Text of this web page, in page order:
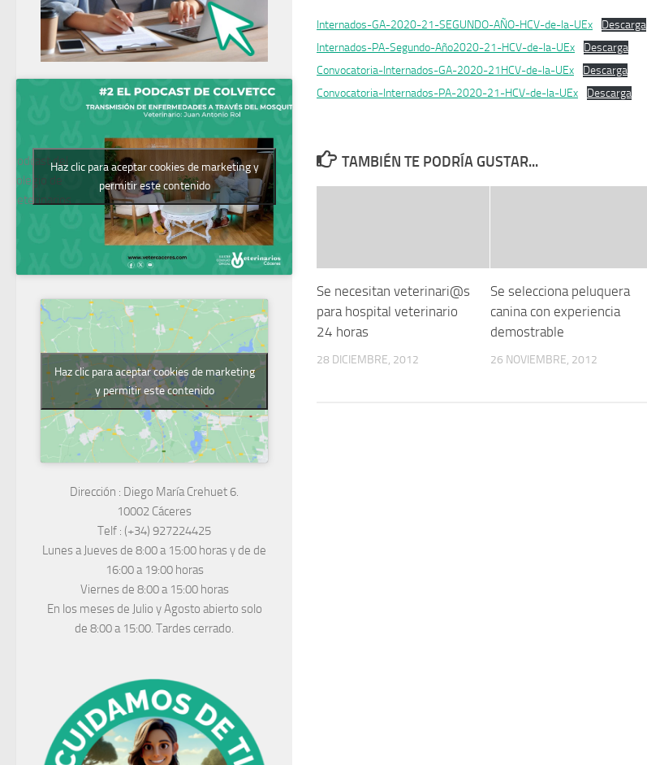
Internados-GA-2020-21-SEGUNDO-AÑO-HCV-de-la-UEx
Descarga
Internados-PA-Segundo-Año2020-21-HCV-de-la-UEx
Descarga
Convocatoria-Internados-GA-2020-21HCV-de-la-UEx
Descarga
Convocatoria-Internados-PA-2020-21-HCV-de-la-UEx
Descarga
TAMBIÉN TE PODRÍA GUSTAR...
Se necesitan veterinari@s
para hospital veterinario
24 horas
28 DICIEMBRE, 2012
Se selecciona peluquera
canina con experiencia
demostrable
26 NOVIEMBRE, 2012
Podcast del
Colegio de
Veterinarios
Haz clic para aceptar cookies de marketing y
permitir este contenido
Haz clic para aceptar cookies de marketing
y permitir este contenido
Dirección : Diego María Crehuet 6.
10002 Cáceres
Telf : (+34) 927224425
Lunes a Jueves de 8:00 a 15:00 horas y de de
16:00 a 19:00 horas
Viernes de 8:00 a 15:00 horas
En los meses de Julio y Agosto abierto solo
de 8:00 a 15:00. Tardes cerrado.